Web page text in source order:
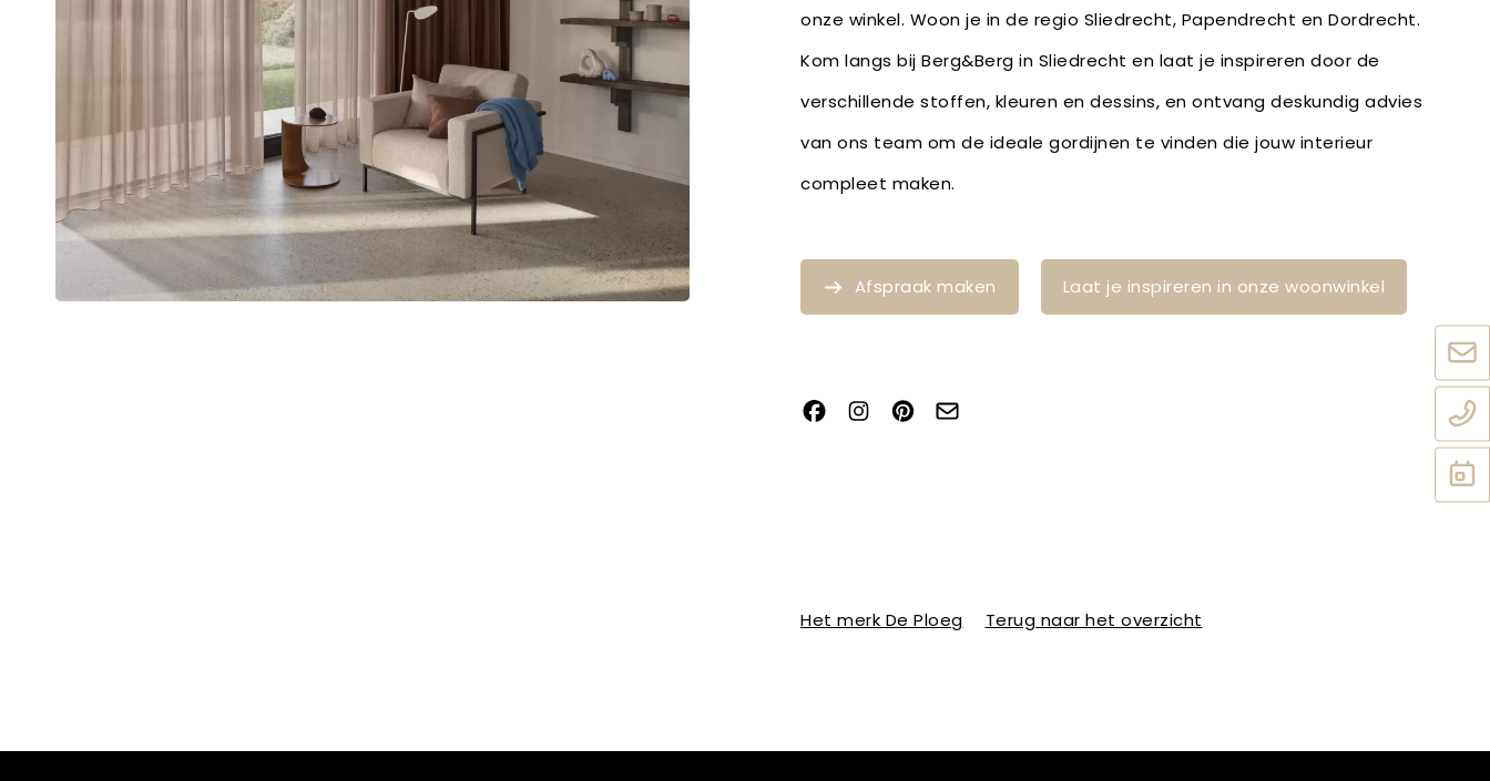
onze winkel. Woon je in de regio Sliedrecht, Papendrecht en Dordrecht.
Kom langs bij Berg&Berg in Sliedrecht en laat je inspireren door de
verschillende stoffen, kleuren en dessins, en ontvang deskundig advies
van ons team om de ideale gordijnen te vinden die jouw interieur
compleet maken.
Afspraak maken Laat je inspireren in onze woonwinkel
Het merk De Ploeg Terug naar het overzicht